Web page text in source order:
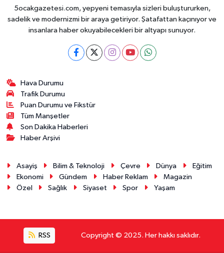
5ocakgazetesi.com, yepyeni temasıyla sizleri buluştururken,
sadelik ve modernizmi bir araya getiriyor. Şatafattan kaçınıyor ve
insanlara haber okuyabilecekleri bir altyapı sunuyor.
Hava Durumu
Trafik Durumu
Puan Durumu ve Fikstür
Tüm Manşetler
Son Dakika Haberleri
Haber Arşivi
Asayiş Bilim & Teknoloji Çevre Dünya
Eğitim
Ekonomi
Gündem Haber Reklam
Magazin
Özel
Sağlık Siyaset Spor Yaşam
RSS Copyright © 2025. Her hakkı saklıdır.